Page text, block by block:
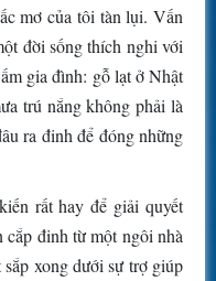
mơ của tôi tàn lụi. Vấn
đời sống thích nghi với
gia đình: gỗ lạt ở Nhật
trú nắng không phải là
ra đinh để đóng những
rất hay để giải quyết
đinh từ một ngôi nhà
xong dưới sự trợ giúp